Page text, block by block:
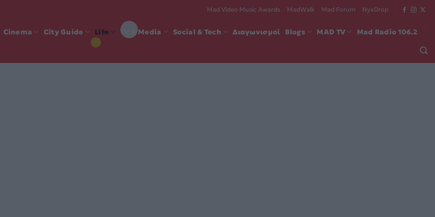
Mad Video Music Awards MadWalk Mad Forum NyxDrop
Cinema City Guide Life TV & Media Social & Tech Διαγωνισμοί Blogs MAD TV Mad Radio 106.2